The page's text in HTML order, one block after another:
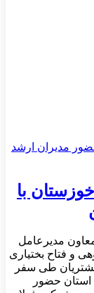
با
مدیرعامل
و فتاح بختیاری
مشتریان طی سفر
حضور